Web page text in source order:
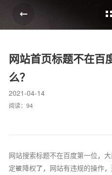
网站首页标题不在百
么？
2021-04-14
阅读： 94
网站搜索标题不在百度第一位，
定被降权了，网站有违规的操作